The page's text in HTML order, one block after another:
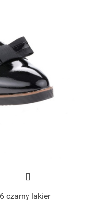
czarny lakier